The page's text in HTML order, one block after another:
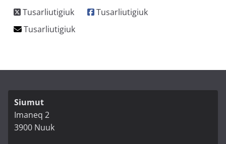
Siumut
Imaneq 2
3900 Nuuk